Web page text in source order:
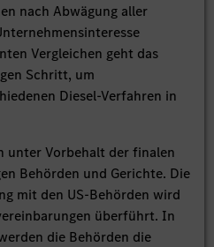
nach Abwägung aller
Vergleichen geht das
Schritt, um
Diesel-Verfahren in
unter Vorbehalt der finalen
Behörden und Gerichte. Die
mit den US-Behörden wird
überführt. In
die Behörden die